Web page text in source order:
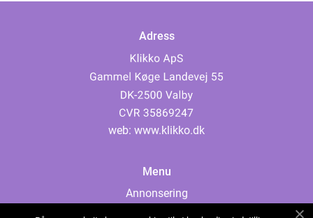
Adress
web: www.klikko.dk
Menu
Annonsering